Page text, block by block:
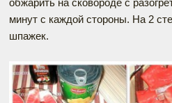
обжарить на сковороде с
минут с каждой стороны. На 2
шпажек.